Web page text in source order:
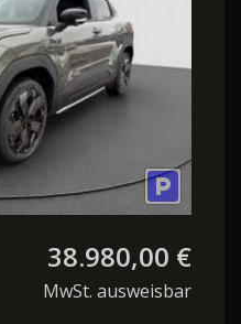
38.980,00 €
MwSt. ausweisbar